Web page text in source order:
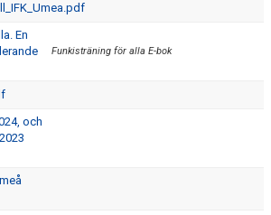
En
Funkisträning för alla E-bok
och